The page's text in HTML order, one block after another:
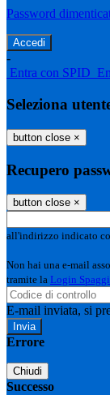
Password
-
Entra con SPID
Seleziona
button close ×
Recupero
button close ×
all'indirizzo indicato
Non hai una e-mail
tramite la Login
E-mail inviata, si
Errore
Chiudi
Successo